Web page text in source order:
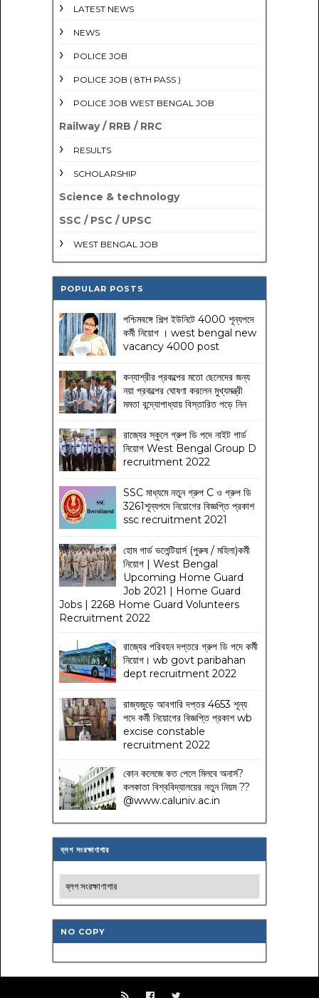
LATEST NEWS
NEWS
POLICE JOB
POLICE JOB ( 8TH PASS )
POLICE JOB WEST BENGAL JOB
Railway / RRB / RRC
RESULTS
SCHOLARSHIP
Science & technology
SSC / PSC / UPSC
WEST BENGAL JOB
POPULAR POSTS
পশ্চিমবঙ্গে শিল্প ইউনিটে 4000 শূন্যপদে
কর্মী নিয়োগ । west bengal new
vacancy 4000 post
কন্যাশ্রীর প্রকল্পের মতো ছেলেদের জন্য
নয়া প্রকল্পের ঘোষণা করলেন মুখ্যমন্ত্রী
মমতা বন্দ্যোপাধ্যায় বিস্তারিত পড়ে নিন
রাজ্যের স্কুলে গ্রুপ ডি পদে নাইট গার্ড
নিয়োগ West Bengal Group D
recruitment 2022
SSC মাধ্যমে নতুন গ্রুপ C ও গ্রুপ ডি
3261শূন্যপদে নিয়োগের বিজ্ঞপ্তি প্রকাশ
ssc recruitment 2021
হোম গার্ড ভলেন্টিয়ার্স (পুরুষ / মহিলা)কর্মী
নিয়োগ | West Bengal
Upcoming Home Guard
Job 2021 | Home Guard
Jobs | 2268 Home Guard Volunteers
Recruitment 2022
রাজ্যের পরিবহন দপ্তরে গ্রুপ ডি পদে কর্মী
নিয়োগ। wb govt paribahan
dept recruitment 2022
রাজ্যজুড়ে আবগারি দপ্তর 4653 শূন্য
পদে কর্মী নিয়োগের বিজ্ঞপ্তি প্রকাশ wb
excise constable
recruitment 2022
কোন কলেজে কত পেলে মিলবে অনার্স?
কলকাতা বিশ্ববিদ্যালয়ের নতুন নিয়ম??
@www.caluniv.ac.in
ব্লগ সংরক্ষাণাগার
NO COPY